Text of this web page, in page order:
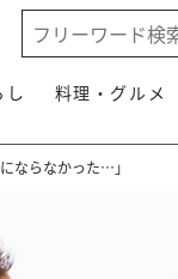
し 料理・グルメ
ならなかった…」